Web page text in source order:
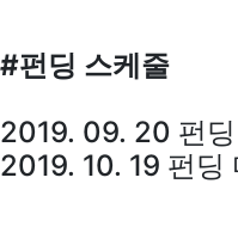
#펀딩 스케줄
2019. 09. 20 펀
2019. 10. 19 펀딩